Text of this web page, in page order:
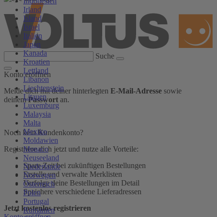
Irland
Island
Israel
Italien
Japan
Kanada
Kroatien
Lettland
Libanon
Liechtenstein
Litauen
Luxemburg
Malaysia
Malta
Mexiko
Moldawien
Monaco
Neuseeland
Niederlande
Norwegen
Österreich
Polen
Portugal
Rumänien
Suche
Konto eröffnen
Melde dich mit deiner hinterlegten E-Mail-Adresse sowie
deinemPasswort an.
Noch kein Kundenkonto?
Registriere dich jetzt und nutze alle Vorteile:
Spare Zeit bei zukünftigen Bestellungen
Erstelle und verwalte Merklisten
Verfolge deine Bestellungen im Detail
Speichere verschiedene Lieferadressen
Jetzt kostenlos registrieren